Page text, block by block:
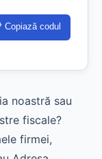
Copiază codul
noastră sau
fiscale?
firmei,